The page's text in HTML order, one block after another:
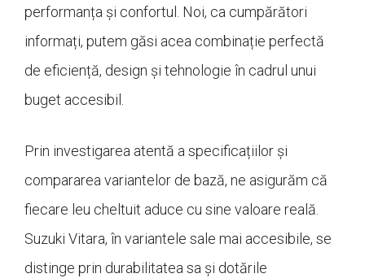
performanța și confortul. Noi, ca cumpărători
informați, putem găsi acea combinație perfectă
de eficiență, design și tehnologie în cadrul unui
buget accesibil.
Prin investigarea atentă a specificațiilor și
compararea variantelor de bază, ne asigurăm că
fiecare leu cheltuit aduce cu sine valoare reală.
Suzuki Vitara, în variantele sale mai accesibile, se
distinge prin durabilitatea sa și dotările